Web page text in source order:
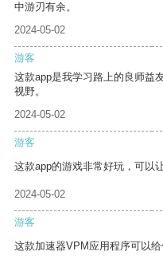
中游刃有余。
2024-05-02
游客
这款app是我学习路上的良师益
视野。
2024-05-02
游客
这款app的游戏非常好玩，可以
2024-05-02
游客
这款加速器VPM应用程序可以